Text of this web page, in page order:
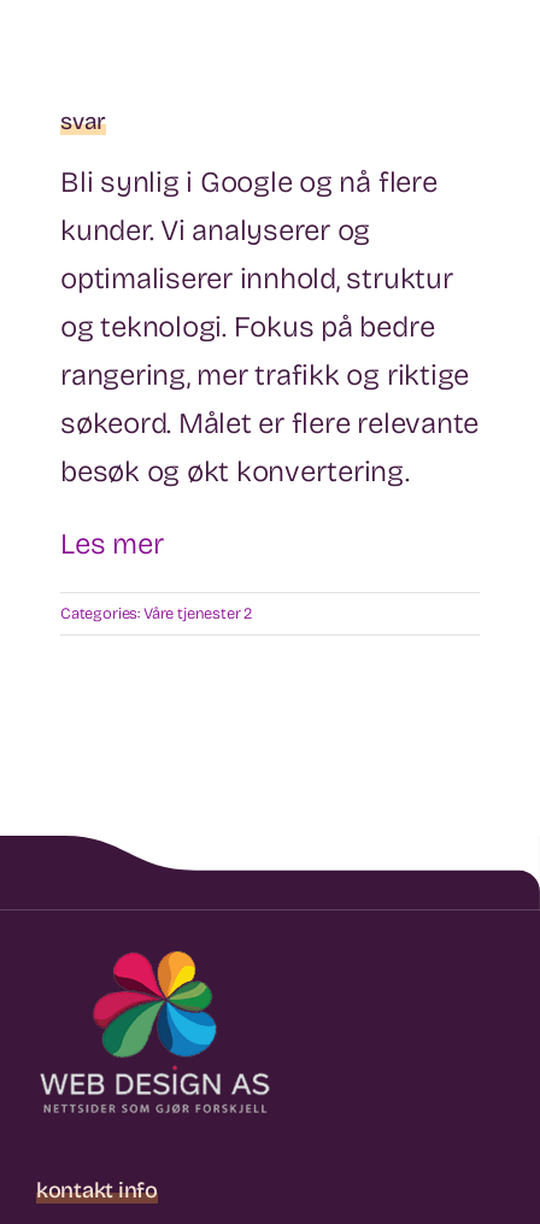
svar
Bli synlig i Google og nå flere
kunder. Vi analyserer og
optimaliserer innhold, struktur
og teknologi. Fokus på bedre
rangering, mer trafikk og riktige
søkeord. Målet er flere relevante
besøk og økt konvertering.
Les mer
Categories:Våre tjenester 2
kontakt info